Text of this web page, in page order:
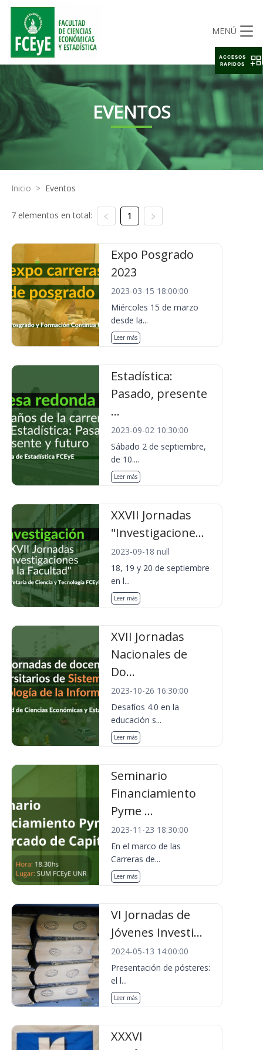
MENÚ
EVENTOS
Inicio > Eventos
7 elementos en total: 1
Expo Posgrado
2023
2023-03-15 18:00:00
Miércoles 15 de marzo
desde la...
Leer más
Estadística:
Pasado, presente
...
2023-09-02 10:30:00
Sábado 2 de septiembre,
de 10....
Leer más
XXVII Jornadas
"Investigacione...
2023-09-18 null
18, 19 y 20 de septiembre
en l...
Leer más
XVII Jornadas
Nacionales de
Do...
2023-10-26 16:30:00
Desafíos 4.0 en la
educación s...
Leer más
Seminario
Financiamiento
Pyme ...
2023-11-23 18:30:00
En el marco de las
Carreras de...
Leer más
VI Jornadas de
Jóvenes Investi...
2024-05-13 14:00:00
Presentación de pósteres:
el l...
Leer más
XXXVI
ACCESOS
RAPIDOS